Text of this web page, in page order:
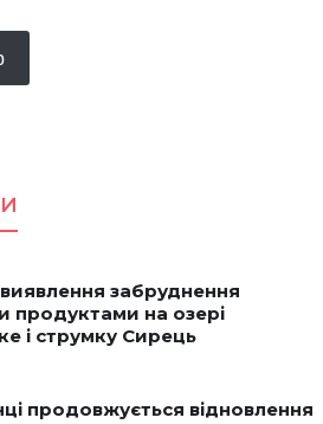
забруднення
продуктами на озері
і струмку Сирець
продовжується відновлення